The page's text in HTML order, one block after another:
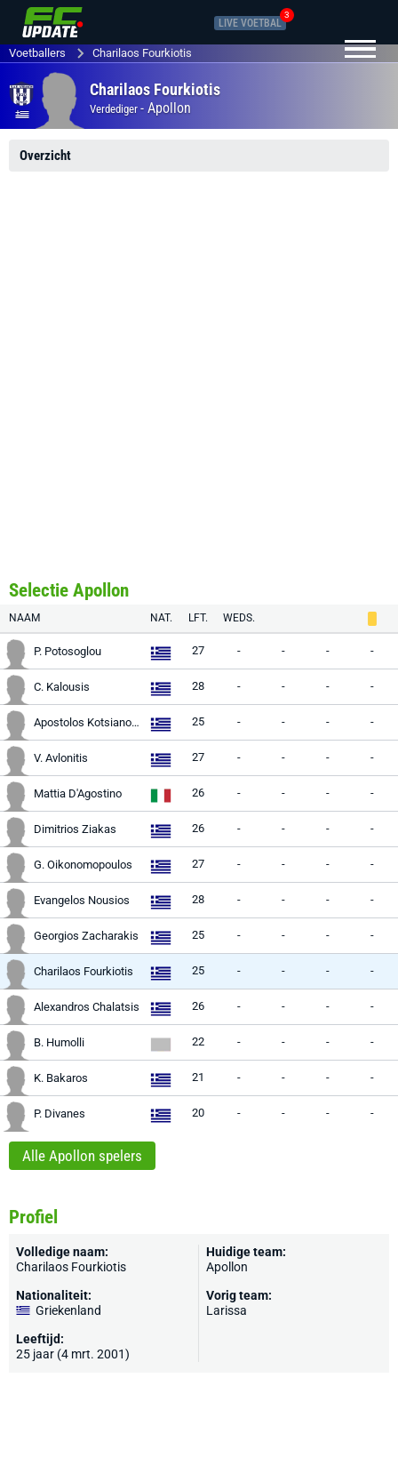
LIVE VOETBAL
3
Voetballers Charilaos Fourkiotis
Charilaos Fourkiotis
Verdediger - Apollon
Overzicht
Selectie Apollon
NAAM NAT. LFT. WEDS.
P. Potosoglou 27 - - - -
C. Kalousis 28 - - - -
Apostolos Kotsianoulis 25 - - - -
V. Avlonitis 27 - - - -
Mattia D'Agostino 26 - - - -
Dimitrios Ziakas 26 - - - -
G. Oikonomopoulos 27 - - - -
Evangelos Nousios 28 - - - -
Georgios Zacharakis 25 - - - -
Charilaos Fourkiotis 25 - - - -
Alexandros Chalatsis 26 - - - -
B. Humolli 22 - - - -
K. Bakaros 21 - - - -
P. Divanes 20 - - - -
Alle Apollon spelers
Profiel
Volledige naam:
Charilaos Fourkiotis
Nationaliteit:
Griekenland
Leeftijd:
25 jaar (4 mrt. 2001)
Huidige team:
Apollon
Vorig team:
Larissa